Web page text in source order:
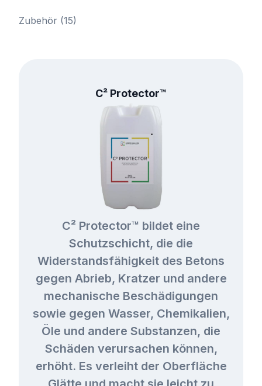
Zubehör (15)
C² Protector™
C² Protector™ bildet eine
Schutzschicht, die die
Widerstandsfähigkeit des Betons
gegen Abrieb, Kratzer und andere
mechanische Beschädigungen
sowie gegen Wasser, Chemikalien,
Öle und andere Substanzen, die
Schäden verursachen können,
erhöht. Es verleiht der Oberfläche